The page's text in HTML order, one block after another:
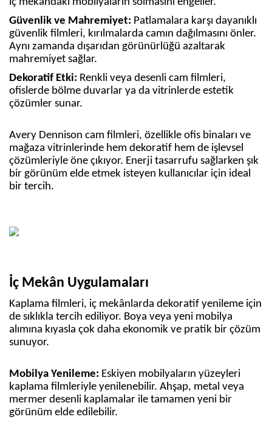
Güvenlik ve Mahremiyet: Patlamalara karşı dayanıklı
güvenlik filmleri, kırılmalarda camın dağılmasını önler.
Aynı zamanda dışarıdan görünürlüğü azaltarak
mahremiyet sağlar.
Dekoratif Etki: Renkli veya desenli cam filmleri,
ofislerde bölme duvarlar ya da vitrinlerde estetik
çözümler sunar.
Avery Dennison cam filmleri, özellikle ofis binaları ve
mağaza vitrinlerinde hem dekoratif hem de işlevsel
çözümleriyle öne çıkıyor. Enerji tasarrufu sağlarken şık
bir görünüm elde etmek isteyen kullanıcılar için ideal
bir tercih.
İç Mekân Uygulamaları
Kaplama filmleri, iç mekânlarda dekoratif yenileme için
de sıklıkla tercih ediliyor. Boya veya yeni mobilya
alımına kıyasla çok daha ekonomik ve pratik bir çözüm
sunuyor.
Mobilya Yenileme: Eskiyen mobilyaların yüzeyleri
kaplama filmleriyle yenilenebilir. Ahşap, metal veya
mermer desenli kaplamalar ile tamamen yeni bir
görünüm elde edilebilir.